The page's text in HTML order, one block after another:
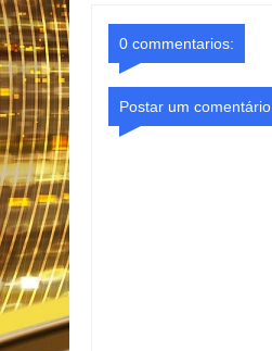
0 commentarios:
Postar um comentário